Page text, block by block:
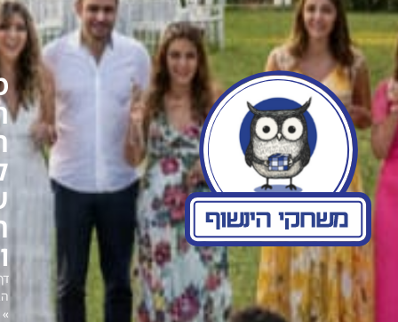
מבוך
הינשוף:
תחרות
קבוצתית
של
תכנון
וחשיבה
דף
הבית